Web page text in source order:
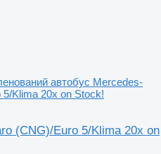
автобус Mercedes-
Klima 20x on Stock!
(CNG)/Euro 5/Klima 20x on